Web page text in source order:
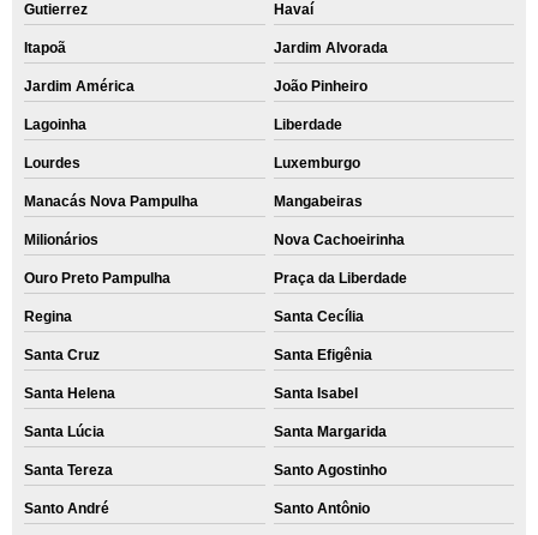
Gutierrez Havaí
Itapoã Jardim Alvorada
Jardim América João Pinheiro
Lagoinha Liberdade
Lourdes Luxemburgo
Manacás Nova Pampulha Mangabeiras
Milionários Nova Cachoeirinha
Ouro Preto Pampulha Praça da Liberdade
Regina Santa Cecília
Santa Cruz Santa Efigênia
Santa Helena Santa Isabel
Santa Lúcia Santa Margarida
Santa Tereza Santo Agostinho
Santo André Santo Antônio